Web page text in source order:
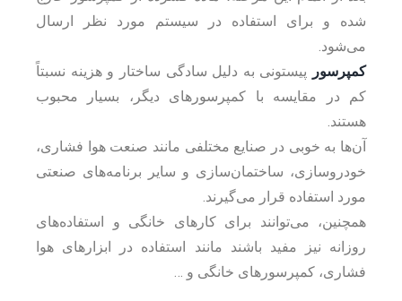
شده و برای استفاده در سیستم مورد نظر ارسال
می‌شود.
کمپرسور
پیستونی به دلیل سادگی ساختار و هزینه نسبتاً
کم در مقایسه با کمپرسورهای دیگر، بسیار محبوب
هستند.
آن‌ها به خوبی در صنایع مختلفی مانند صنعت هوا فشاری،
خودروسازی، ساختمان‌سازی و سایر برنامه‌های صنعتی
مورد استفاده قرار می‌گیرند.
همچنین، می‌توانند برای کارهای خانگی و استفاده‌های
روزانه نیز مفید باشند مانند استفاده در ابزارهای هوا
فشاری، کمپرسورهای خانگی و …